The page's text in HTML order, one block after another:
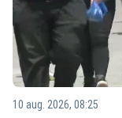
10 aug. 2026, 08:25